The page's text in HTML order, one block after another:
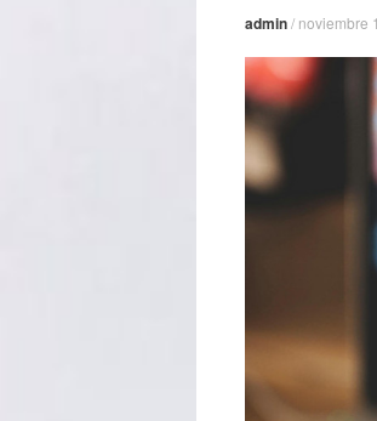
admin/ noviembre